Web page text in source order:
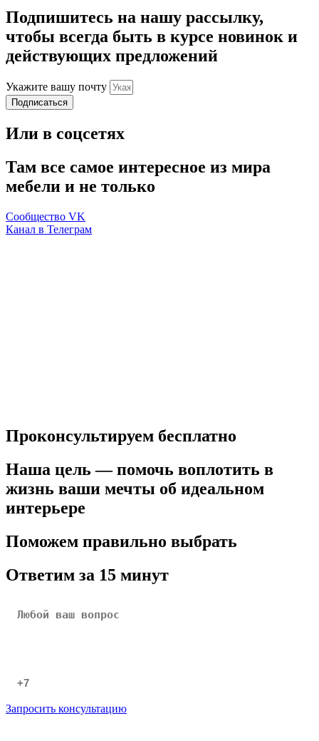
Подпишитесь на нашу рассылку,
чтобы всегда быть в курсе новинок и
действующих предложений
Укажите вашу почту
Подписаться
Или в соцсетях
Там все самое интересное из мира
мебели и не только
Сообщество VK
Канал в Телеграм
Проконсультируем бесплатно
Наша цель — помочь воплотить в
жизнь ваши мечты об идеальном
интерьере
Поможем правильно выбрать
Ответим за 15 минут
Запросить консультацию